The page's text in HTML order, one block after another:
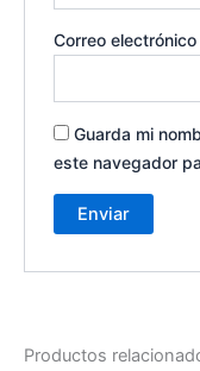
Correo electrónico
Guarda mi
este navegador
Productos